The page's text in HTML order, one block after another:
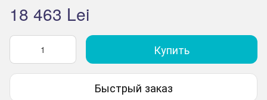
18 463 Lei
Купить
Быстрый заказ